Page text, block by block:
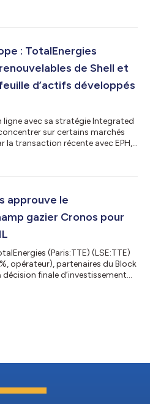
ci-après les achats
Volume total journalier (en
moyen journal...
: TotalEnergies
de Shell et
d’actifs développés
ligne avec sa stratégie Integrated
sur certains marchés
la transaction récente avec EPH,
annonce la signature de deux
Shell, dont 500 MW d’actifs
approuve le
gazier Cronos pour
(Paris:TTE) (LSE:TTE)
opérateur), partenaires du Block
finale d’investissement
développé au moyen de quatre
acheminé par pipeline sous-